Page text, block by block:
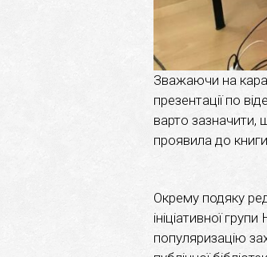
Зважаючи на
презентації по
варто зазначити,
проявила до
Окрему подяку
ініціативної
популяризацію